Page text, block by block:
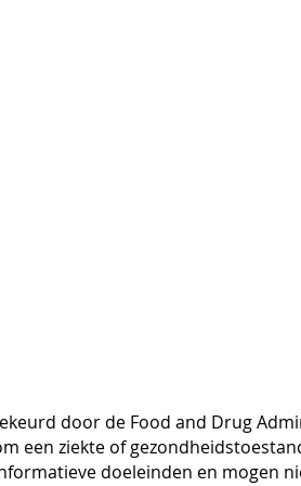
door de Food and Drug
een ziekte of
doeleinden en mogen